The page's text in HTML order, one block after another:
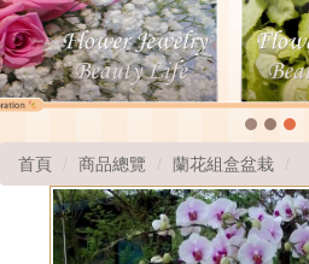
首頁 商品總覽 蘭花組盒盆栽